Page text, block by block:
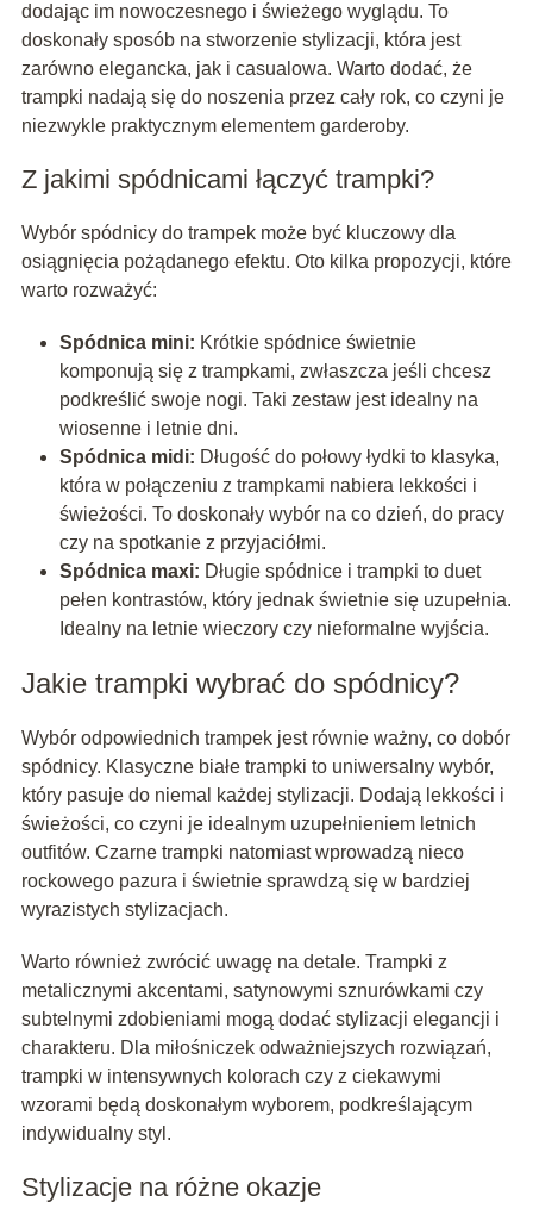
dodając im nowoczesnego i świeżego wyglądu. To
doskonały sposób na stworzenie stylizacji, która jest
zarówno elegancka, jak i casualowa. Warto dodać, że
trampki nadają się do noszenia przez cały rok, co czyni je
niezwykle praktycznym elementem garderoby.
Z jakimi spódnicami łączyć trampki?
Wybór spódnicy do trampek może być kluczowy dla
osiągnięcia pożądanego efektu. Oto kilka propozycji, które
warto rozważyć:
Spódnica mini: Krótkie spódnice świetnie
komponują się z trampkami, zwłaszcza jeśli chcesz
podkreślić swoje nogi. Taki zestaw jest idealny na
wiosenne i letnie dni.
Spódnica midi: Długość do połowy łydki to klasyka,
która w połączeniu z trampkami nabiera lekkości i
świeżości. To doskonały wybór na co dzień, do pracy
czy na spotkanie z przyjaciółmi.
Spódnica maxi: Długie spódnice i trampki to duet
pełen kontrastów, który jednak świetnie się uzupełnia.
Idealny na letnie wieczory czy nieformalne wyjścia.
Jakie trampki wybrać do spódnicy?
Wybór odpowiednich trampek jest równie ważny, co dobór
spódnicy. Klasyczne białe trampki to uniwersalny wybór,
który pasuje do niemal każdej stylizacji. Dodają lekkości i
świeżości, co czyni je idealnym uzupełnieniem letnich
outfitów. Czarne trampki natomiast wprowadzą nieco
rockowego pazura i świetnie sprawdzą się w bardziej
wyrazistych stylizacjach.
Warto również zwrócić uwagę na detale. Trampki z
metalicznymi akcentami, satynowymi sznurówkami czy
subtelnymi zdobieniami mogą dodać stylizacji elegancji i
charakteru. Dla miłośniczek odważniejszych rozwiązań,
trampki w intensywnych kolorach czy z ciekawymi
wzorami będą doskonałym wyborem, podkreślającym
indywidualny styl.
Stylizacje na różne okazje